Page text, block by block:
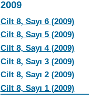
2009
Cilt 8, Sayı 6 (2009)
Cilt 8, Sayı 5 (2009)
Cilt 8, Sayı 4 (2009)
Cilt 8, Sayı 3 (2009)
Cilt 8, Sayı 2 (2009)
Cilt 8, Sayı 1 (2009)